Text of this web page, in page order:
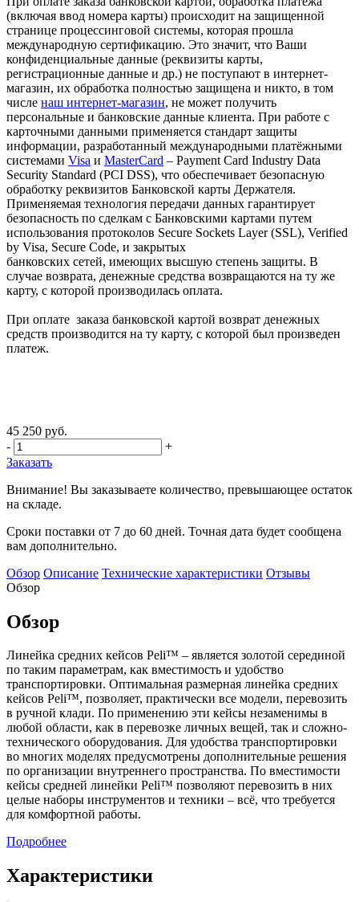
(включая ввод номера карты) происходит на защищенной
странице процессинговой системы, которая прошла
международную сертификацию. Это значит, что Ваши
конфиденциальные данные (реквизиты карты,
регистрационные данные и др.) не поступают в интернет-
магазин, их обработка полностью защищена и никто, в том
числе наш интернет-магазин, не может получить
персональные и банковские данные клиента. При работе с
карточными данными применяется стандарт защиты
информации, разработанный международными платёжными
системами Visa и MasterCard – Payment Card Industry Data
Security Standard (PCI DSS), что обеспечивает безопасную
обработку реквизитов Банковской карты Держателя.
Применяемая технология передачи данных гарантирует
безопасность по сделкам с Банковскими картами путем
использования протоколов Secure Sockets Layer (SSL), Verified
by Visa, Secure Code, и закрытых
банковских сетей, имеющих высшую степень защиты. В
случае возврата, денежные средства возвращаются на ту же
карту, с которой производилась оплата.
При оплате заказа банковской картой возврат денежных
средств производится на ту карту, с которой был произведен
платеж.
45 250 руб.
-
+
Заказать
Внимание! Вы заказываете количество, превышающее остаток
на складе.
Сроки поставки от 7 до 60 дней. Точная дата будет сообщена
вам дополнительно.
Обзор Описание Технические характеристики Отзывы
Обзор
Обзор
Линейка средних кейсов Peli™ – является золотой серединой
по таким параметрам, как вместимость и удобство
транспортировки. Оптимальная размерная линейка средних
кейсов Peli™, позволяет, практически все модели, перевозить
в ручной клади. По применению эти кейсы незаменимы в
любой области, как в перевозке личных вещей, так и сложно-
технического оборудования. Для удобства транспортировки
во многих моделях предусмотрены дополнительные решения
по организации внутреннего пространства. По вместимости
кейсы средней линейки Peli™ позволяют перевозить в них
целые наборы инструментов и техники – всё, что требуется
для комфортной работы.
Подробнее
Характеристики